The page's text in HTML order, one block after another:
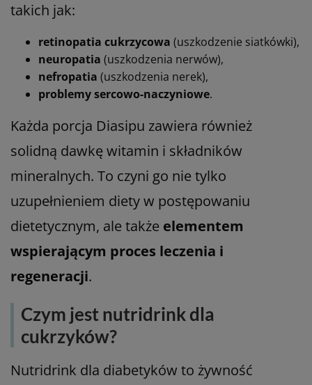
takich jak:
retinopatia cukrzycowa (uszkodzenie siatkówki),
neuropatia (uszkodzenia nerwów),
nefropatia (uszkodzenia nerek),
problemy sercowo-naczyniowe.
Każda porcja Diasipu zawiera również
solidną dawkę witamin i składników
mineralnych. To czyni go nie tylko
uzupełnieniem diety w postępowaniu
dietetycznym, ale także elementem
wspierającym proces leczenia i
regeneracji.
Czym jest nutridrink dla
cukrzyków?
Nutridrink dla diabetyków to żywność